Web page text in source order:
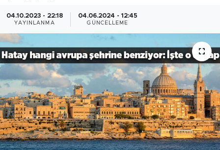
04.10.2023 - 22:18
YAYINLANMA
04.06.2024 - 12:45
GÜNCELLEME
Sanat
Bölge
Teknoloji
Magazin
Dünya